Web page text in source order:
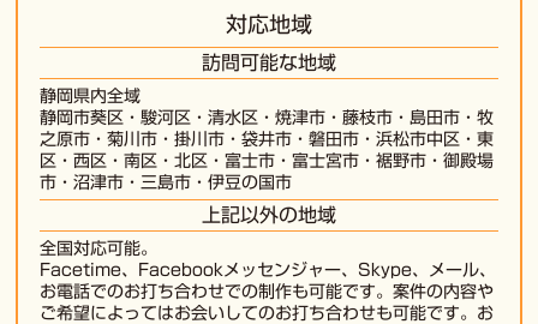
対応地域
訪問可能な地域
静岡県内全域
静岡市葵区 ・駿河区 ・清水区 ・焼津市 ・藤枝市 ・島田市・牧
之原市・菊川市・掛川市・袋井市・磐田市・浜松市中区・東
区・西区・南区・北区・富士市・富士宮市・裾野市・御殿場
市・沼津市・三島市・伊豆の国市
上記以外の地域
全国対応可能。
Facetime、Facebookメッセンジャー、Skype、メール、
お電話でのお打ち合わせでの制作も可能です。案件の内容や
ご希望によってはお会いしてのお打ち合わせも可能です。お